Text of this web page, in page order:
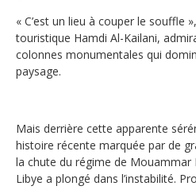
« C’est un lieu à couper le souffle
touristique Hamdi Al-Kailani,
colonnes monumentales qui
paysage.
Mais derrière cette apparente
histoire récente marquée par de
la chute du régime de Mouammar
Libye a plongé dans l’instabilité.